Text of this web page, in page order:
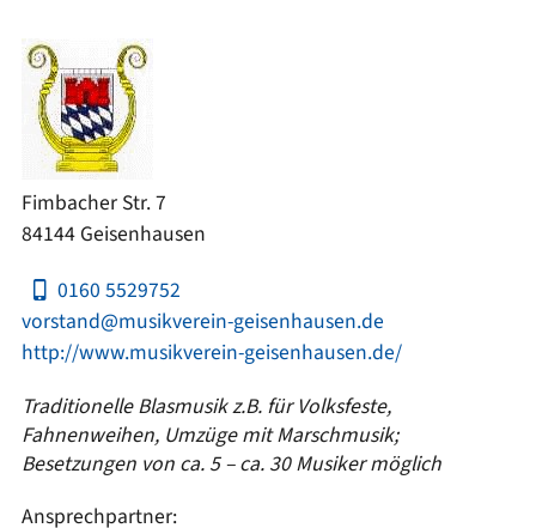
Fimbacher Str. 7
84144 Geisenhausen
0160 5529752
vorstand@musikverein-geisenhausen.de
http://www.musikverein-geisenhausen.de/
Traditionelle Blasmusik z.B. für Volksfeste,
Fahnenweihen, Umzüge mit Marschmusik;
Besetzungen von ca. 5 – ca. 30 Musiker möglich
Ansprechpartner: